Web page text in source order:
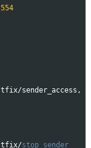
554
/sender_access ,
/stop_sender